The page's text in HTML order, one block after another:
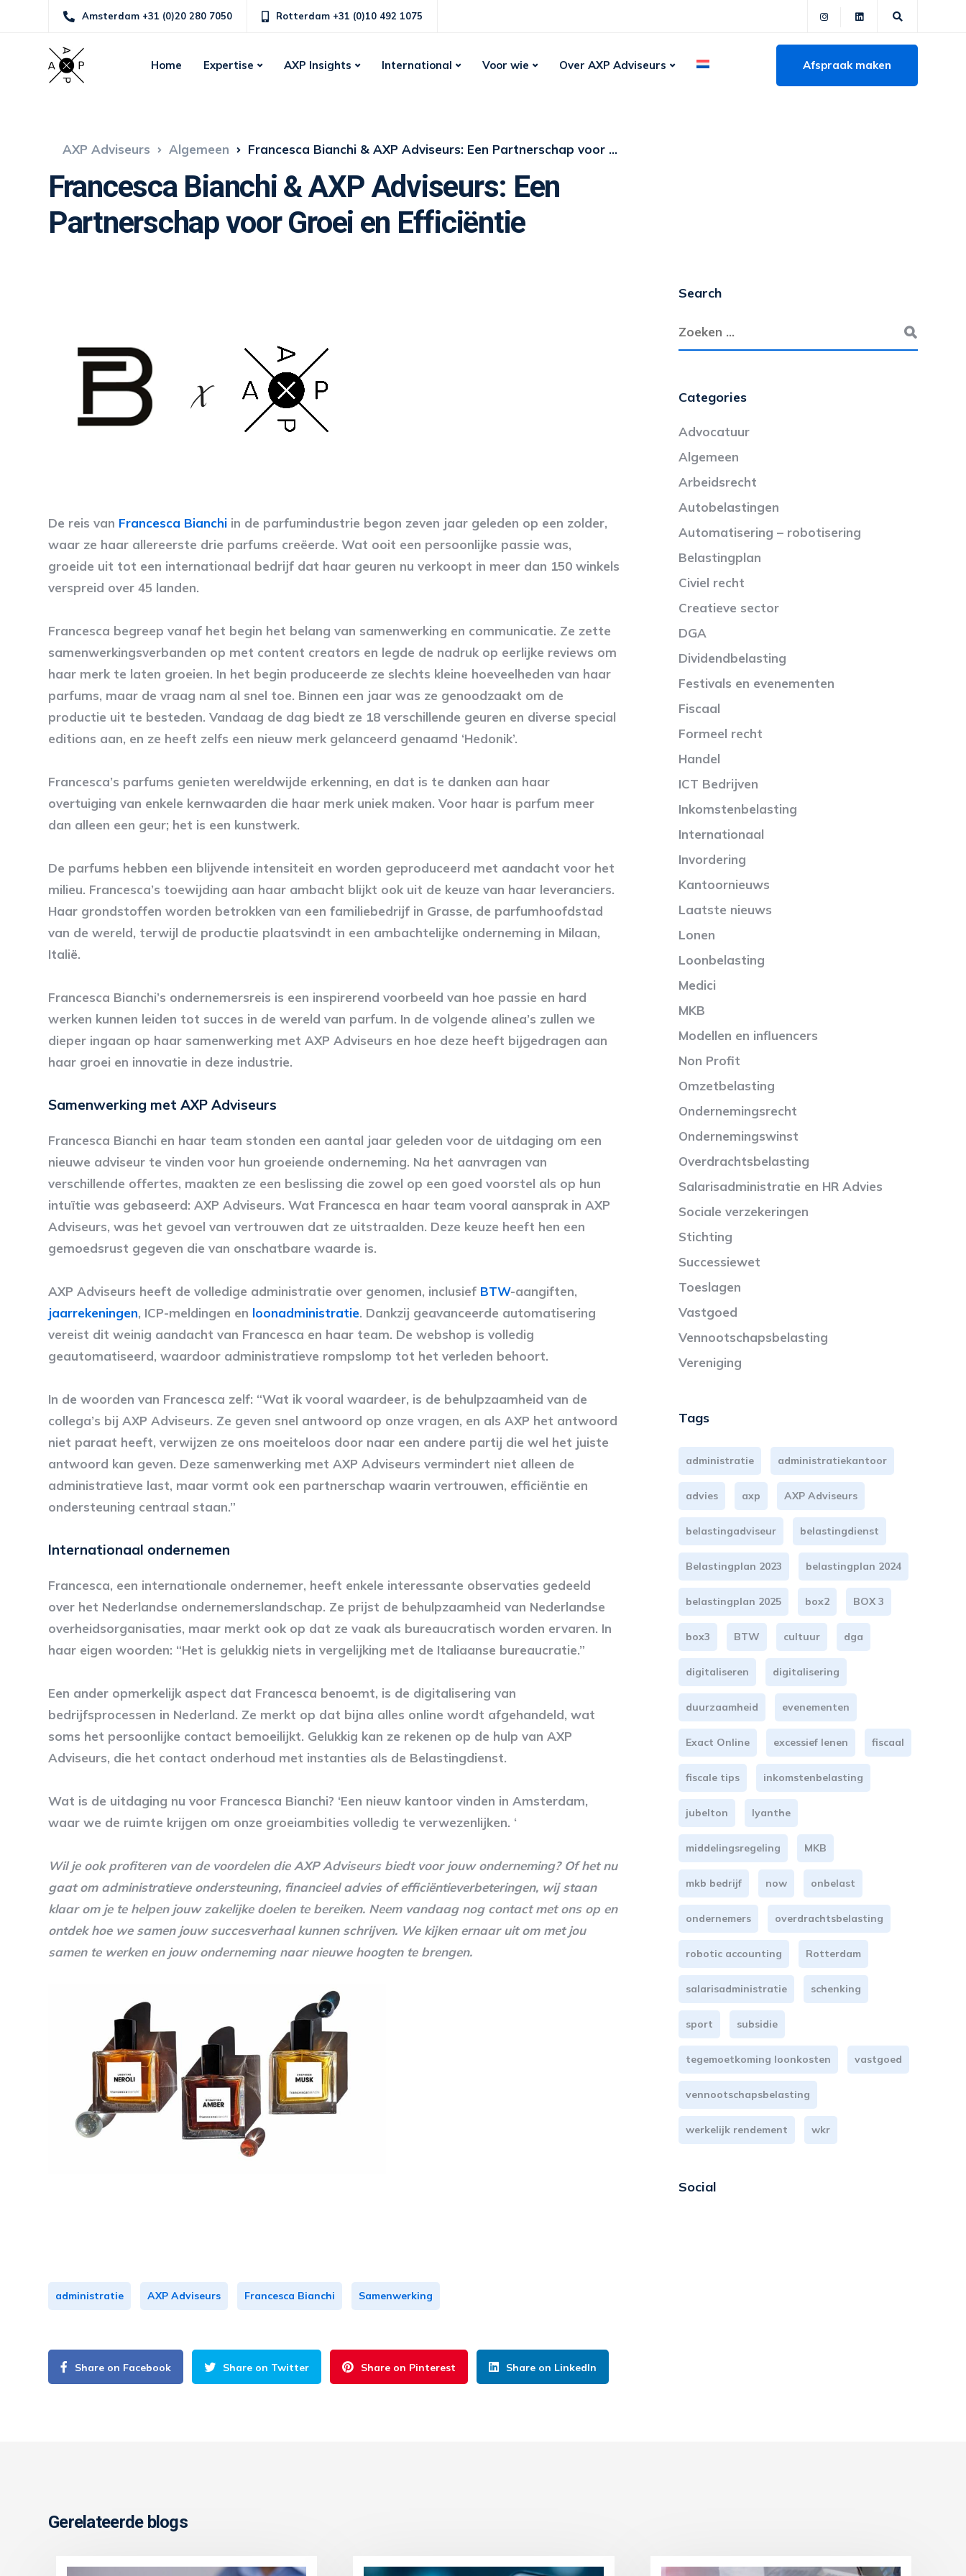
Amsterdam +31 (0)20 280 7050 Rotterdam +31 (0)10 492 1075
Home Expertise AXP Insights International Voor wie Over AXP Adviseurs Afspraak maken
AXP Adviseurs Algemeen Francesca Bianchi & AXP Adviseurs: Een Partnerschap voor Groei en Efficiëntie
Francesca Bianchi & AXP Adviseurs: Een
Partnerschap voor Groei en Efficiëntie
De reis van Francesca Bianchi in de parfumindustrie begon zeven jaar geleden op een zolder,
waar ze haar allereerste drie parfums creëerde. Wat ooit een persoonlijke passie was,
groeide uit tot een internationaal bedrijf dat haar geuren nu verkoopt in meer dan 150 winkels
verspreid over 45 landen.
Francesca begreep vanaf het begin het belang van samenwerking en communicatie. Ze zette
samenwerkingsverbanden op met content creators en legde de nadruk op eerlijke reviews om
haar merk te laten groeien. In het begin produceerde ze slechts kleine hoeveelheden van haar
parfums, maar de vraag nam al snel toe. Binnen een jaar was ze genoodzaakt om de
productie uit te besteden. Vandaag de dag biedt ze 18 verschillende geuren en diverse special
editions aan, en ze heeft zelfs een nieuw merk gelanceerd genaamd ‘Hedonik’.
Francesca’s parfums genieten wereldwijde erkenning, en dat is te danken aan haar
overtuiging van enkele kernwaarden die haar merk uniek maken. Voor haar is parfum meer
dan alleen een geur; het is een kunstwerk.
De parfums hebben een blijvende intensiteit en worden geproduceerd met aandacht voor het
milieu. Francesca’s toewijding aan haar ambacht blijkt ook uit de keuze van haar leveranciers.
Haar grondstoffen worden betrokken van een familiebedrijf in Grasse, de parfumhoofdstad
van de wereld, terwijl de productie plaatsvindt in een ambachtelijke onderneming in Milaan,
Italië.
Francesca Bianchi’s ondernemersreis is een inspirerend voorbeeld van hoe passie en hard
werken kunnen leiden tot succes in de wereld van parfum. In de volgende alinea’s zullen we
dieper ingaan op haar samenwerking met AXP Adviseurs en hoe deze heeft bijgedragen aan
haar groei en innovatie in deze industrie.
Samenwerking met AXP Adviseurs
Francesca Bianchi en haar team stonden een aantal jaar geleden voor de uitdaging om een
nieuwe adviseur te vinden voor hun groeiende onderneming. Na het aanvragen van
verschillende offertes, maakten ze een beslissing die zowel op een goed voorstel als op hun
intuïtie was gebaseerd: AXP Adviseurs. Wat Francesca en haar team vooral aansprak in AXP
Adviseurs, was het gevoel van vertrouwen dat ze uitstraalden. Deze keuze heeft hen een
gemoedsrust gegeven die van onschatbare waarde is.
AXP Adviseurs heeft de volledige administratie over genomen, inclusief BTW-aangiften,
jaarrekeningen, ICP-meldingen en loonadministratie. Dankzij geavanceerde automatisering
vereist dit weinig aandacht van Francesca en haar team. De webshop is volledig
geautomatiseerd, waardoor administratieve rompslomp tot het verleden behoort.
In de woorden van Francesca zelf: “Wat ik vooral waardeer, is de behulpzaamheid van de
collega’s bij AXP Adviseurs. Ze geven snel antwoord op onze vragen, en als AXP het antwoord
niet paraat heeft, verwijzen ze ons moeiteloos door naar een andere partij die wel het juiste
antwoord kan geven. Deze samenwerking met AXP Adviseurs vermindert niet alleen de
administratieve last, maar vormt ook een partnerschap waarin vertrouwen, efficiëntie en
ondersteuning centraal staan.”
Internationaal ondernemen
Francesca, een internationale ondernemer, heeft enkele interessante observaties gedeeld
over het Nederlandse ondernemerslandschap. Ze prijst de behulpzaamheid van Nederlandse
overheidsorganisaties, maar merkt ook op dat ze vaak als bureaucratisch worden ervaren. In
haar eigen woorden: “Het is gelukkig niets in vergelijking met de Italiaanse bureaucratie.”
Een ander opmerkelijk aspect dat Francesca benoemt, is de digitalisering van
bedrijfsprocessen in Nederland. Ze merkt op dat bijna alles online wordt afgehandeld, wat
soms het persoonlijke contact bemoeilijkt. Gelukkig kan ze rekenen op de hulp van AXP
Adviseurs, die het contact onderhoud met instanties als de Belastingdienst.
Wat is de uitdaging nu voor Francesca Bianchi? ‘Een nieuw kantoor vinden in Amsterdam,
waar we de ruimte krijgen om onze groeiambities volledig te verwezenlijken. ‘
Wil je ook profiteren van de voordelen die AXP Adviseurs biedt voor jouw onderneming? Of het nu
gaat om administratieve ondersteuning, financieel advies of efficiëntieverbeteringen, wij staan
klaar om je te helpen jouw zakelijke doelen te bereiken. Neem vandaag nog contact met ons op en
ontdek hoe we samen jouw succesverhaal kunnen schrijven. We kijken ernaar uit om met jou
samen te werken en jouw onderneming naar nieuwe hoogten te brengen.
administratie AXP Adviseurs Francesca Bianchi Samenwerking
Share on Facebook Share on Twitter Share on Pinterest Share on LinkedIn
Search
Categories
Advocatuur
Algemeen
Arbeidsrecht
Autobelastingen
Automatisering – robotisering
Belastingplan
Civiel recht
Creatieve sector
DGA
Dividendbelasting
Festivals en evenementen
Fiscaal
Formeel recht
Handel
ICT Bedrijven
Inkomstenbelasting
Internationaal
Invordering
Kantoornieuws
Laatste nieuws
Lonen
Loonbelasting
Medici
MKB
Modellen en influencers
Non Profit
Omzetbelasting
Ondernemingsrecht
Ondernemingswinst
Overdrachtsbelasting
Salarisadministratie en HR Advies
Sociale verzekeringen
Stichting
Successiewet
Toeslagen
Vastgoed
Vennootschapsbelasting
Vereniging
Tags
administratie administratiekantoor
advies axp AXP Adviseurs
belastingadviseur belastingdienst
Belastingplan 2023 belastingplan 2024
belastingplan 2025 box2 BOX 3
box3 BTW cultuur dga
digitaliseren digitalisering
duurzaamheid evenementen
Exact Online excessief lenen fiscaal
fiscale tips inkomstenbelasting
jubelton lyanthe
middelingsregeling MKB
mkb bedrijf now onbelast
ondernemers overdrachtsbelasting
robotic accounting Rotterdam
salarisadministratie schenking
sport subsidie
tegemoetkoming loonkosten vastgoed
vennootschapsbelasting
werkelijk rendement wkr
Social
Gerelateerde blogs